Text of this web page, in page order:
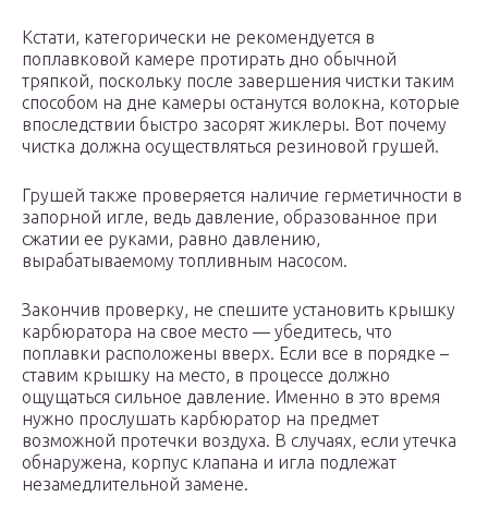
Кстати, категорически не рекомендуется в
поплавковой камере протирать дно обычной
тряпкой, поскольку после завершения чистки таким
способом на дне камеры останутся волокна, которые
впоследствии быстро засорят жиклеры. Вот почему
чистка должна осуществляться резиновой грушей.
Грушей также проверяется наличие герметичности в
запорной игле, ведь давление, образованное при
сжатии ее руками, равно давлению,
вырабатываемому топливным насосом.
Закончив проверку, не спешите установить крышку
карбюратора на свое место — убедитесь, что
поплавки расположены вверх. Если все в порядке –
ставим крышку на место, в процессе должно
ощущаться сильное давление. Именно в это время
нужно прослушать карбюратор на предмет
возможной протечки воздуха. В случаях, если утечка
обнаружена, корпус клапана и игла подлежат
незамедлительной замене.